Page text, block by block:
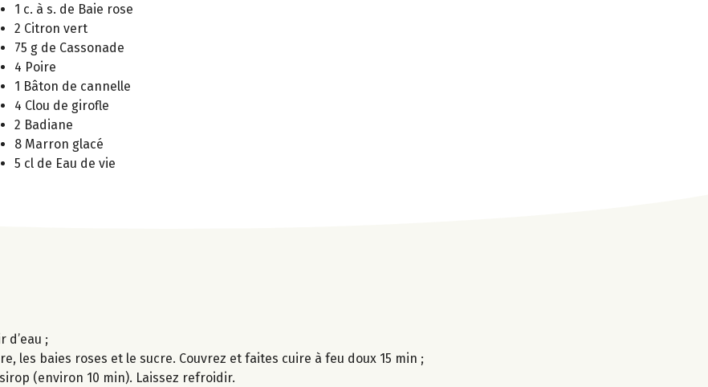
1 c. à s. de Baie rose
2 Citron vert
75 g de Cassonade
4 Poire
1 Bâton de cannelle
4 Clou de girofle
2 Badiane
8 Marron glacé
5 cl de Eau de vie
d’eau ;
les baies roses et le sucre. Couvrez et faites cuire à feu doux 15 min ;
(environ 10 min). Laissez refroidir.